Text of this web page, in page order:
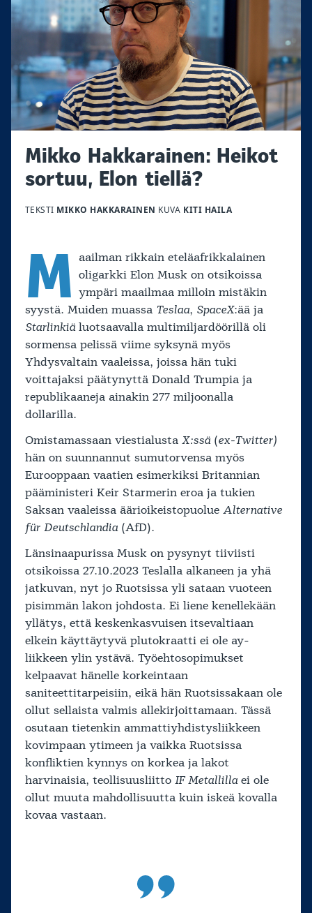
Mikko Hakkarainen: Heikot
sortuu, Elon tiellä?
TEKSTI MIKKO HAKKARAINEN KUVA KITI HAILA
M aailman rikkain eteläafrikkalainen
oligarkki Elon Musk on otsikoissa
ympäri maailmaa milloin mistäkin
syystä. Muiden muassa Teslaa, SpaceX:ää ja
Starlinkiäluotsaavalla multimiljardöörillä oli
sormensa pelissä viime syksynä myös
Yhdysvaltain vaaleissa, joissa hän tuki
voittajaksi päätynyttä Donald Trumpia ja
republikaaneja ainakin 277 miljoonalla
dollarilla.
Omistamassaan viestialusta X:ssä(ex-Twitter)
hän on suunnannut sumutorvensa myös
Eurooppaan vaatien esimerkiksi Britannian
pääministeri Keir Starmerin eroa ja tukien
Saksan vaaleissa äärioikeistopuolue Alternative
für Deutschlandia(AfD).
Länsinaapurissa Musk on pysynyt tiiviisti
otsikoissa 27.10.2023 Teslalla alkaneen ja yhä
jatkuvan, nyt jo Ruotsissa yli sataan vuoteen
pisimmän lakon johdosta. Ei liene kenellekään
yllätys, että keskenkasvuisen itsevaltiaan
elkein käyttäytyvä plutokraatti ei ole ay-
liikkeen ylin ystävä. Työehtosopimukset
kelpaavat hänelle korkeintaan
saniteettitarpeisiin, eikä hän Ruotsissakaan ole
ollut sellaista valmis allekirjoittamaan. Tässä
osutaan tietenkin ammattiyhdistysliikkeen
kovimpaan ytimeen ja vaikka Ruotsissa
konfliktien kynnys on korkea ja lakot
harvinaisia, teollisuusliitto IF Metallillaei ole
ollut muuta mahdollisuutta kuin iskeä kovalla
kovaa vastaan.